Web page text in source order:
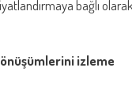
bağlı
izleme